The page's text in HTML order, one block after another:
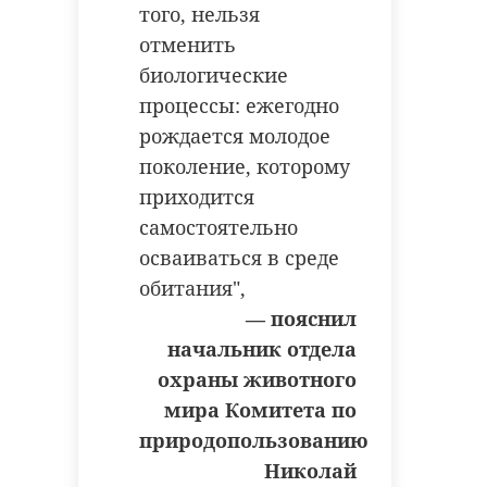
того, нельзя
отменить
биологические
процессы: ежегодно
рождается молодое
поколение, которому
приходится
самостоятельно
осваиваться в среде
обитания",
— пояснил
начальник отдела
охраны животного
мира Комитета по
природопользованию
Николай